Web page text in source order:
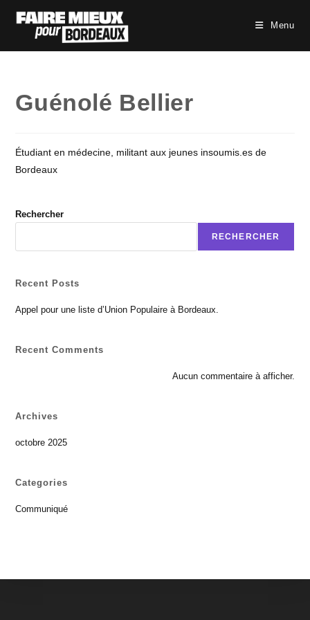
Menu
Guénolé Bellier
Étudiant en médecine, militant aux jeunes insoumis.es de
Bordeaux
Rechercher
RECHERCHER
Recent Posts
Appel pour une liste d’Union Populaire à Bordeaux.
Recent Comments
Aucun commentaire à afficher.
Archives
octobre 2025
Categories
Communiqué